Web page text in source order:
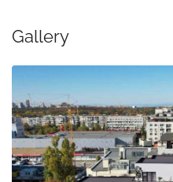
Gallery